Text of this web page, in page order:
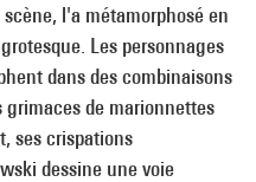
l'a métamorphosé en
Les personnages
dans des combinaisons
de marionnettes
ses crispations
dessine une voie